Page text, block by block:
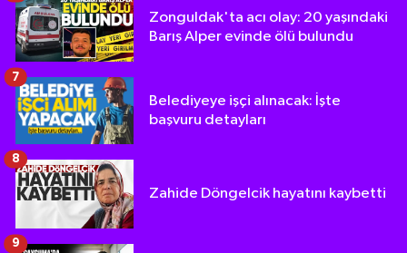
Zonguldak'ta acı olay: 20 yaşındaki
Barış Alper evinde ölü bulundu
Belediyeye işçi alınacak: İşte
başvuru detayları
7
Zahide Döngelcik hayatını kaybetti
8
9